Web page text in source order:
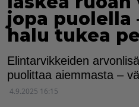
jopa puolella
halu tukea
Elintarvikkeiden
puolittaa aiemmasta –
4.9.2025 16:15